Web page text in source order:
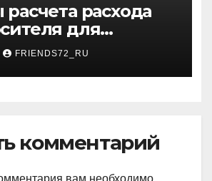
расхода
для
FRIENDS72_RU
комментарий
вам необходимо